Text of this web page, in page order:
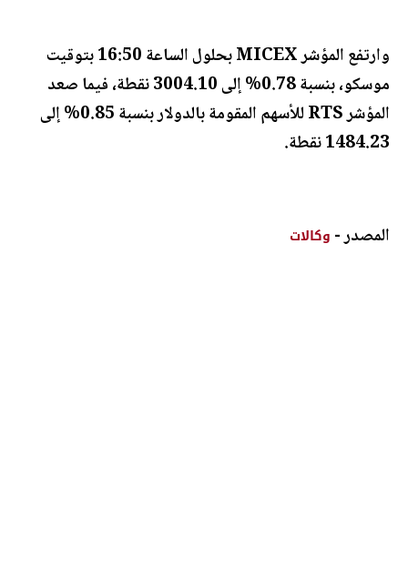
وارتفع المؤشر MICEX بحلول الساعة 16:50 بتوقيت
موسكو، بنسبة 0.78% إلى 3004.10 نقطة، فيما صعد
المؤشر RTS للأسهم المقومة بالدولار بنسبة 0.85% إلى
1484.23 نقطة.
المصدر - وكالات